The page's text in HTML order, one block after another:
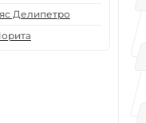
Делипетро